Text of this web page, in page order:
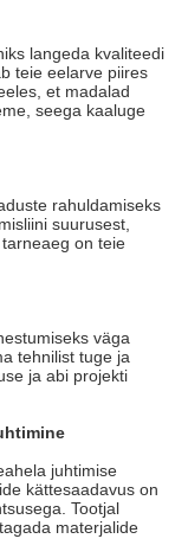
langeda kvaliteedi
teie eelarve piires
et madalad
seega kaaluge
rahuldamiseks
suurusest,
on teie
väga
tehnilist tuge ja
ja abi projekti
juhtimise
kättesaadavus on
Tootjal
materjalide